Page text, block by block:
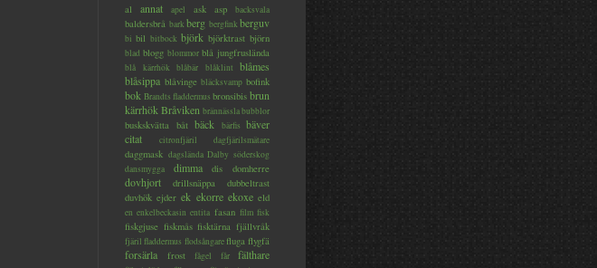
al annat apel ask asp backsvala
baldersbrå barkberg bergfinkberguv
bi bil bitbock björk björktrast björn
blad blogg blommor blå jungfruslända
blå kärrhök blåbär blåklint
blåmes
blåsippa blåvinge bläcksvamp bofink
bok Brandts fladdermus bronsibis brun
kärrhökBråviken brännässlabubblor
buskskvätta båt bäck bärfis bäver
citat
citronfjäril dagfjärilsmätare
daggmask dagslända Dalby söderskog
dansmygga
dimma dis domherre
dovhjort drillsnäppa
dubbeltrast
duvhök ejder ek ekorre ekoxe eld
en enkelbeckasin entita fasan film fisk
fiskgjuse fiskmås fisktärna fjällvråk
fjäril fladdermus flodsångarefluga flygfä
forsärla frost fågel får fälthare